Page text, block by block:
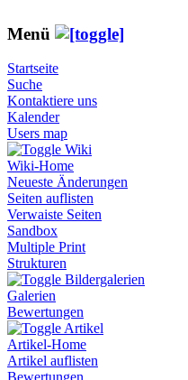
Menü
Startseite
Suche
Kontaktiere uns
Kalender
Users map
Wiki
Wiki-Home
Neueste Änderungen
Seiten auflisten
Verwaiste Seiten
Sandbox
Multiple Print
Strukturen
Bildergalerien
Galerien
Bewertungen
Artikel
Artikel-Home
Artikel auflisten